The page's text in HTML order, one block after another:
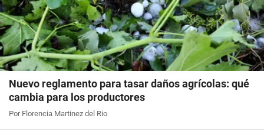
Nuevo reglamento para tasar daños agrícolas: qué
cambia para los productores
Por Florencia Martinez del Rio